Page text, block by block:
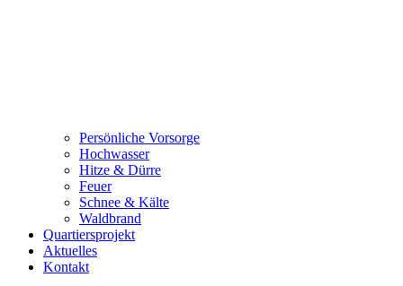
Persönliche Vorsorge
Hochwasser
Hitze & Dürre
Feuer
Schnee & Kälte
Waldbrand
Quartiersprojekt
Aktuelles
Kontakt